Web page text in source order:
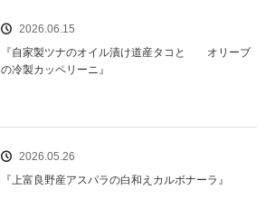
2026.06.15
『自家製ツナのオイル漬け道産タコと オリーブ
の冷製カッペリーニ』
2026.05.26
『上富良野産アスパラの白和えカルボナーラ』